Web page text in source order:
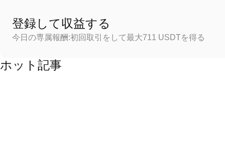
登録して収益する
今日の専属報酬:初回取引をして最大711 USDTを得る
ホット記事